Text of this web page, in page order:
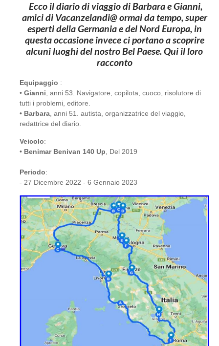
Ecco il diario di viaggio di Barbara e Gianni,
amici di Vacanzelandi@ ormai da tempo, super
esperti della Germania e del Nord Europa, in
questa occasione invece ci portano a scoprire
alcuni luoghi del nostro Bel Paese. Qui il loro
racconto
Equipaggio :
• Gianni , anni 53. Navigatore, copilota, cuoco, risolutore di
tutti i problemi, editore.
• Barbara , anni 51. autista, organizzatrice del viaggio,
redattrice del diario.
Veicolo:
• Benimar Benivan 140 Up , Del 2019
Periodo:
- 27 Dicembre 2022 - 6 Gennaio 2023